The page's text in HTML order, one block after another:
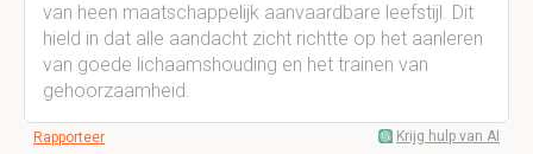
van heen maatschappelijk aanvaardbare leefstijl. Dit
hield in dat alle aandacht zicht richtte op het aanleren
van goede lichaamshouding en het trainen van
gehoorzaamheid.
Rapporteer Krijg hulp van AI